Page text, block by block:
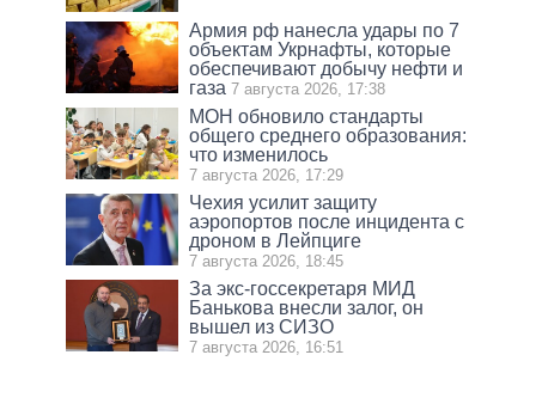
Армия рф нанесла удары по 7
объектам Укрнафты, которые
обеспечивают добычу нефти и
газа 7 августа 2026, 17:38
МОН обновило стандарты
общего среднего образования:
что изменилось
7 августа 2026, 17:29
Чехия усилит защиту
аэропортов после инцидента с
дроном в Лейпциге
7 августа 2026, 18:45
За экс-госсекретаря МИД
Банькова внесли залог, он
вышел из СИЗО
7 августа 2026, 16:51